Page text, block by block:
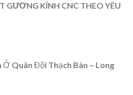
GƯƠNG KÍNH CNC THEO YÊU
Ở Quân Đội Thạch Bàn – Long